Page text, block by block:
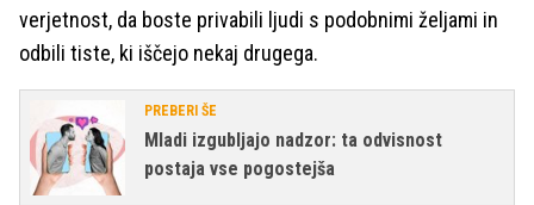
verjetnost, da boste privabili ljudi s podobnimi željami in
odbili tiste, ki iščejo nekaj drugega.
PREBERI ŠE
Mladi izgubljajo nadzor: ta odvisnost
postaja vse pogostejša